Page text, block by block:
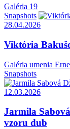
Galéria 19
Snapshots
28.04.2026
Viktória
Galéria umenia
Snapshots
12.03.2026
Jarmila
vzoru dub